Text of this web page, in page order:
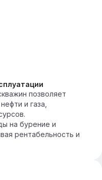
позволяет
и газа,
на бурение и
рентабельность и